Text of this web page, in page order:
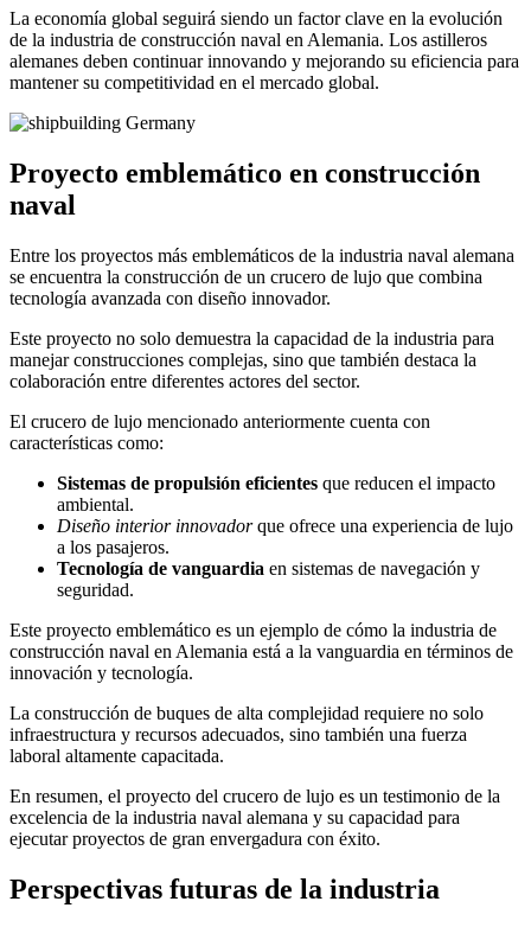
La economía global seguirá siendo un factor clave en la evolución
de la industria de construcción naval en Alemania. Los astilleros
alemanes deben continuar innovando y mejorando su eficiencia para
mantener su competitividad en el mercado global.
Proyecto emblemático en construcción
naval
Entre los proyectos más emblemáticos de la industria naval alemana
se encuentra la construcción de un crucero de lujo que combina
tecnología avanzada con diseño innovador.
Este proyecto no solo demuestra la capacidad de la industria para
manejar construcciones complejas, sino que también destaca la
colaboración entre diferentes actores del sector.
El crucero de lujo mencionado anteriormente cuenta con
características como:
Sistemas de propulsión eficientes que reducen el impacto
ambiental.
Diseño interior innovadorque ofrece una experiencia de lujo
a los pasajeros.
Tecnología de vanguardia en sistemas de navegación y
seguridad.
Este proyecto emblemático es un ejemplo de cómo la industria de
construcción naval en Alemania está a la vanguardia en términos de
innovación y tecnología.
La construcción de buques de alta complejidad requiere no solo
infraestructura y recursos adecuados, sino también una fuerza
laboral altamente capacitada.
En resumen, el proyecto del crucero de lujo es un testimonio de la
excelencia de la industria naval alemana y su capacidad para
ejecutar proyectos de gran envergadura con éxito.
Perspectivas futuras de la industria